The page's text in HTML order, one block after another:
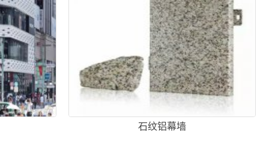
石纹铝幕墙